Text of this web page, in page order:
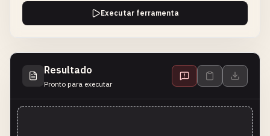
Executar ferramenta
Resultado
Pronto para executar